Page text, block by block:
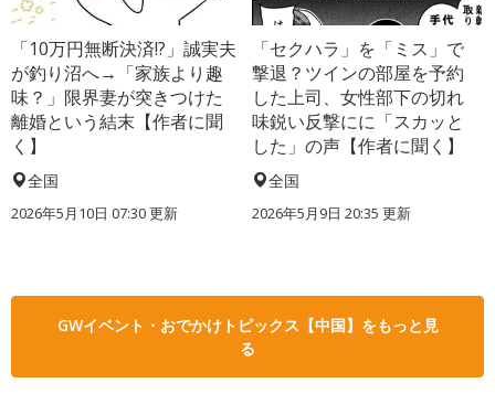
「10万円無断決済!?」誠実夫
が釣り沼へ→「家族より趣
味？」限界妻が突きつけた
離婚という結末【作者に聞
く】
全国
2026年5月10日 07:30 更新
「セクハラ」を「ミス」で
撃退？ツインの部屋を予約
した上司、女性部下の切れ
味鋭い反撃にに「スカッと
した」の声【作者に聞く】
全国
2026年5月9日 20:35 更新
GWイベント・おでかけトピックス【中国】をもっと見
る